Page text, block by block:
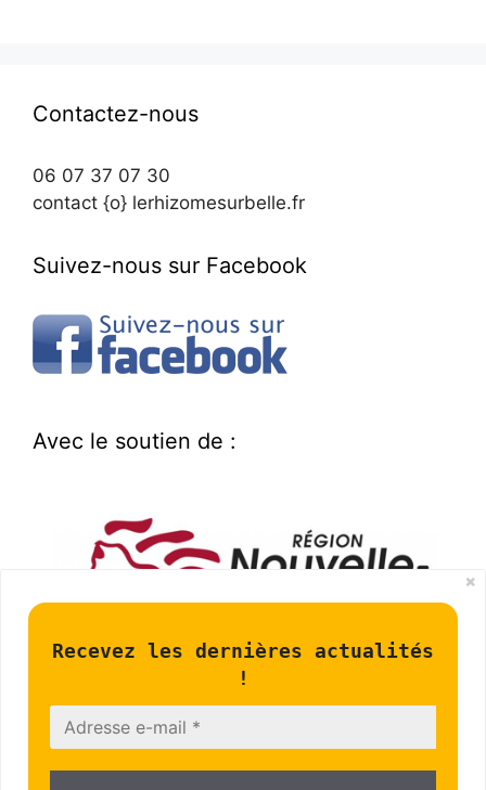
Contactez-nous
06 07 37 07 30
contact {o} lerhizomesurbelle.fr
Suivez-nous sur Facebook
Avec le soutien de :
Infos légales
Recevez les dernières actualités
!